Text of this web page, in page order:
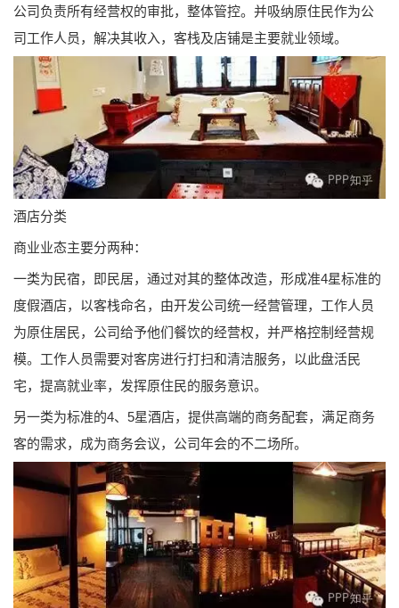
公司负责所有经营权的审批，整体管控。并吸纳原住民作为公
司工作人员，解决其收入，客栈及店铺是主要就业领域。
酒店分类
商业业态主要分两种：
一类为民宿，即民居，通过对其的整体改造，形成准4星标准的
度假酒店，以客栈命名，由开发公司统一经营管理，工作人员
为原住居民，公司给予他们餐饮的经营权，并严格控制经营规
模。工作人员需要对客房进行打扫和清洁服务，以此盘活民
宅，提高就业率，发挥原住民的服务意识。
另一类为标准的4、5星酒店，提供高端的商务配套，满足商务
客的需求，成为商务会议，公司年会的不二场所。